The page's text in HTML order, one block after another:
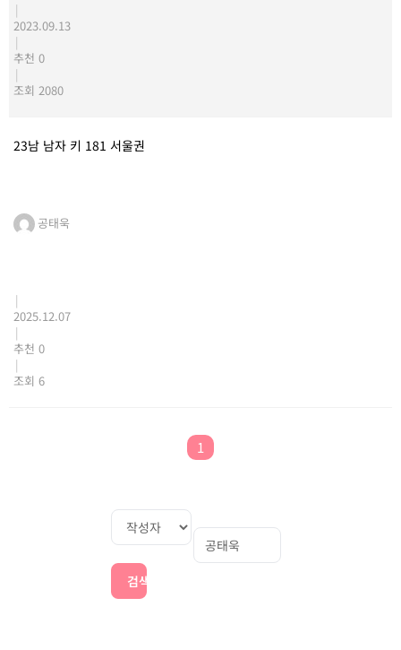
|
2023.09.13
|
추천 0
|
조회 2080
23남 남자 키 181 서울권
공태욱
|
2025.12.07
|
추천 0
|
조회 6
1
검색